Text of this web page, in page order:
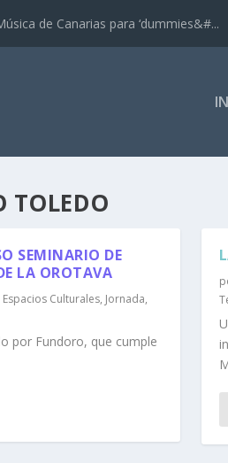
de Canarias para ‘dummies&#...
TOLEDO
SEMINARIO DE
LA OROTAVA
Espacios Culturales, Jornada,
por Fundoro, que cumple